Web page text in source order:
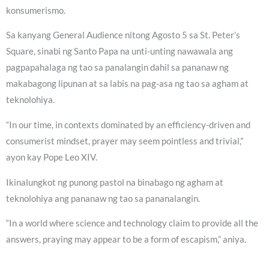
konsumerismo.
Sa kanyang General Audience nitong Agosto 5 sa St. Peter’s
Square, sinabi ng Santo Papa na unti-unting nawawala ang
pagpapahalaga ng tao sa panalangin dahil sa pananaw ng
makabagong lipunan at sa labis na pag-asa ng tao sa agham at
teknolohiya.
“In our time, in contexts dominated by an efficiency-driven and
consumerist mindset, prayer may seem pointless and trivial,”
ayon kay Pope Leo XIV.
Ikinalungkot ng punong pastol na binabago ng agham at
teknolohiya ang pananaw ng tao sa pananalangin.
“In a world where science and technology claim to provide all the
answers, praying may appear to be a form of escapism,” aniya.